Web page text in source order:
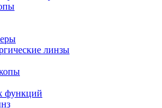
линзы
функций